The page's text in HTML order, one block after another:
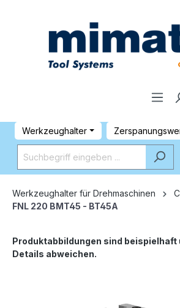
Werkzeughalter
Werkzeughalter für Drehmaschinen
FNL 220 BMT45 - BT45A
Produktabbildungen sind beispielhaft
Details abweichen.